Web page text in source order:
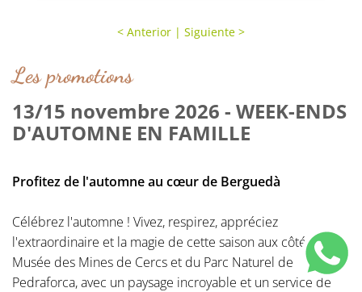
< Anterior | Siguiente >
Les promotions
13/15 novembre 2026 - WEEK-ENDS
D'AUTOMNE EN FAMILLE
Profitez de l'automne au cœur de Berguedà
Célébrez l'automne ! Vivez, respirez, appréciez
l'extraordinaire et la magie de cette saison aux côtés du
Musée des Mines de Cercs et du Parc Naturel de
Pedraforca, avec un paysage incroyable et un service de